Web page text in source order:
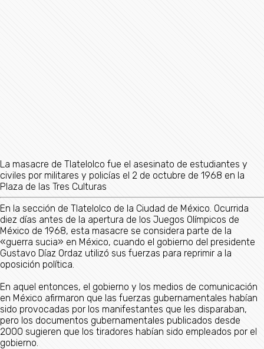
La masacre de Tlatelolco fue el asesinato de estudiantes y
civiles por militares y policías el 2 de octubre de 1968 en la
Plaza de las Tres Culturas
En la sección de Tlatelolco de la Ciudad de México. Ocurrida
diez días antes de la apertura de los Juegos Olímpicos de
México de 1968, esta masacre se considera parte de la
«guerra sucia» en México, cuando el gobierno del presidente
Gustavo Díaz Ordaz utilizó sus fuerzas para reprimir a la
oposición política.
En aquel entonces, el gobierno y los medios de comunicación
en México afirmaron que las fuerzas gubernamentales habían
sido provocadas por los manifestantes que les disparaban,
pero los documentos gubernamentales publicados desde
2000 sugieren que los tiradores habían sido empleados por el
gobierno.